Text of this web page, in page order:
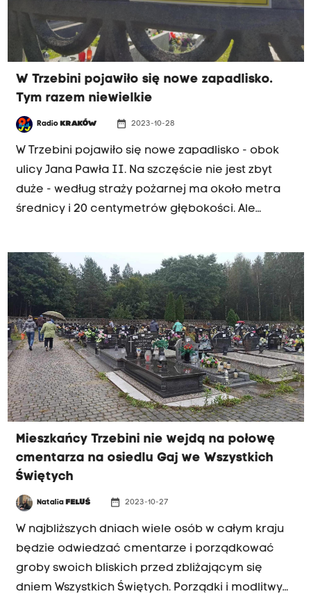
W Trzebini pojawiło się nowe zapadlisko.
Tym razem niewielkie
Radio KRAKÓW date_range 2023-10-28
W Trzebini pojawiło się nowe zapadlisko - obok
ulicy Jana Pawła II. Na szczęście nie jest zbyt
duże - według straży pożarnej ma około metra
średnicy i 20 centymetrów głębokości. Ale
Mieszkańcy Trzebini nie wejdą na połowę
cmentarza na osiedlu Gaj we Wszystkich
Świętych
Natalia FELUŚ date_range 2023-10-27
W najbliższych dniach wiele osób w całym kraju
będzie odwiedzać cmentarze i porządkować
groby swoich bliskich przed zbliżającym się
dniem Wszystkich Świętych. Porządki i modlitwy